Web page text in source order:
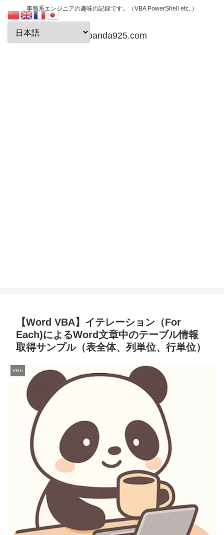
事務系エンジニアの趣味の記録です。（VBA PowerShell etc..）
papanda925.com
【Word VBA】イテレーション（For
Each)によるWord文章中のテーブル情報
取得サンプル（表全体、列単位、行単位）
VBA